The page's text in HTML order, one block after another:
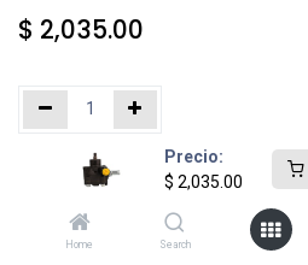
Precio:
$ 2,035.00
Home Search
$ 2,035.00
Añadir al carrito
Agregar a la lista de deseos